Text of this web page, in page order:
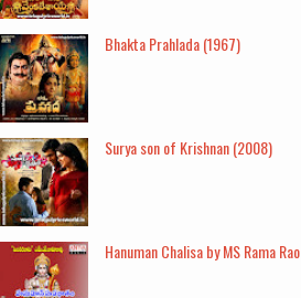
Bhakta Prahlada (1967)
Surya son of Krishnan (2008)
Hanuman Chalisa by MS Rama Rao